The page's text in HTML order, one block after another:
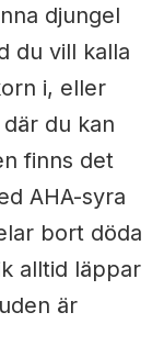
djungel
du vill kalla
i, eller
du kan
finns det
AHA-syra
bort döda
alltid läppar
är